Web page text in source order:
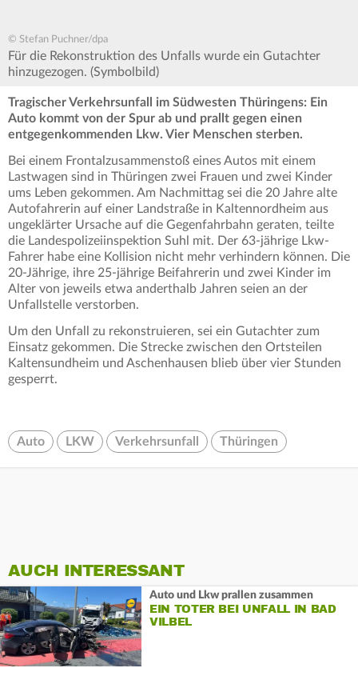
© Stefan Puchner/dpa
Für die Rekonstruktion des Unfalls wurde ein Gutachter
hinzugezogen. (Symbolbild)
Tragischer Verkehrsunfall im Südwesten Thüringens: Ein
Auto kommt von der Spur ab und prallt gegen einen
entgegenkommenden Lkw. Vier Menschen sterben.
Bei einem Frontalzusammenstoß eines Autos mit einem
Lastwagen sind in Thüringen zwei Frauen und zwei Kinder
ums Leben gekommen. Am Nachmittag sei die 20 Jahre alte
Autofahrerin auf einer Landstraße in Kaltennordheim aus
ungeklärter Ursache auf die Gegenfahrbahn geraten, teilte
die Landespolizeiinspektion Suhl mit. Der 63-jährige Lkw-
Fahrer habe eine Kollision nicht mehr verhindern können. Die
20-Jährige, ihre 25-jährige Beifahrerin und zwei Kinder im
Alter von jeweils etwa anderthalb Jahren seien an der
Unfallstelle verstorben.
Um den Unfall zu rekonstruieren, sei ein Gutachter zum
Einsatz gekommen. Die Strecke zwischen den Ortsteilen
Kaltensundheim und Aschenhausen blieb über vier Stunden
gesperrt.
Auto LKW Verkehrsunfall Thüringen
AUCH INTERESSANT
Auto und Lkw prallen zusammen
EIN TOTER BEI UNFALL IN BAD
VILBEL